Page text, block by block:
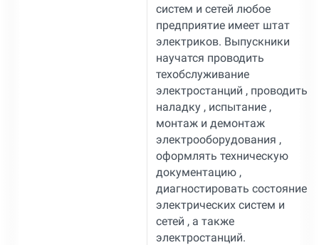
систем и сетей любое
предприятие имеет штат
электриков. Выпускники
научатся проводить
техобслуживание
электростанций , проводить
наладку , испытание ,
монтаж и демонтаж
электрооборудования ,
оформлять техническую
документацию ,
диагностировать состояние
электрических систем и
сетей , а также
электростанций.